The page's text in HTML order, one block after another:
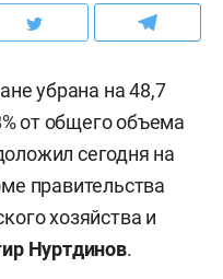
убрана на 48,7
от общего объема
сегодня на
правительства
хозяйства и
Нуртдинов.